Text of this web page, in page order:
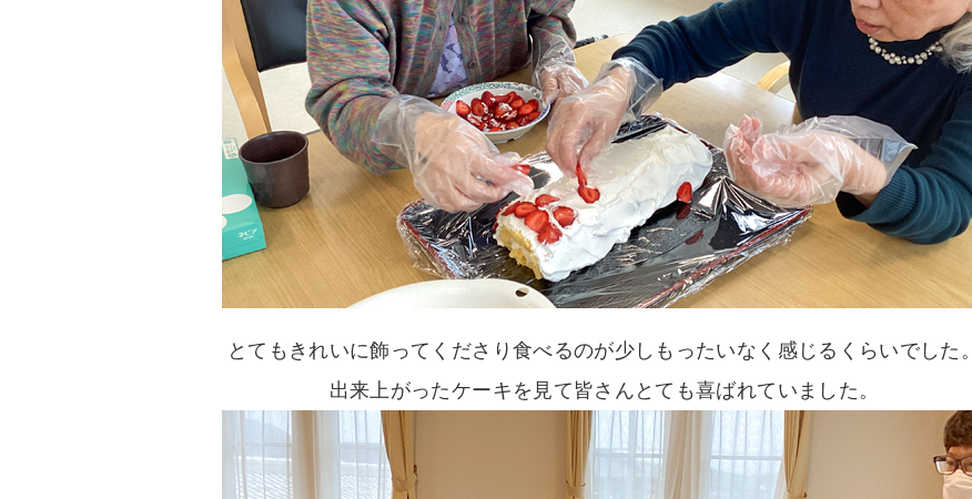
とてもきれいに飾ってくださり食べるのが少しもったいなく感じるくらいでした。
出来上がったケーキを見て皆さんとても喜ばれていました。